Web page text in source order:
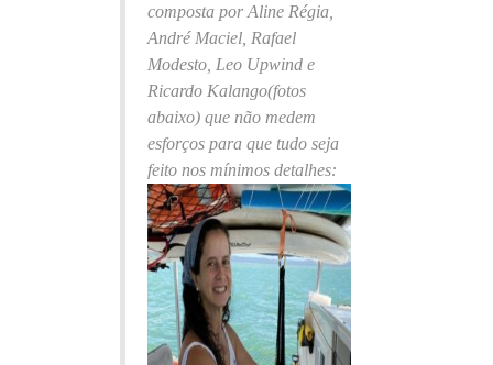
composta por Aline Régia,
André Maciel, Rafael
Modesto, Leo Upwind e
Ricardo Kalango(fotos
abaixo) que não medem
esforços para que tudo seja
feito nos mínimos detalhes: